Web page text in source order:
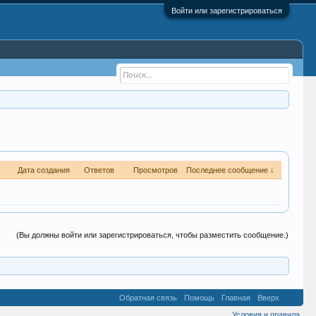
Войти или зарегистрироваться
Дата создания Ответов Просмотров Последнее сообщение ↓
(Вы должны войти или зарегистрироваться, чтобы разместить сообщение.)
Обратная связь Помощь Главная
Вверх